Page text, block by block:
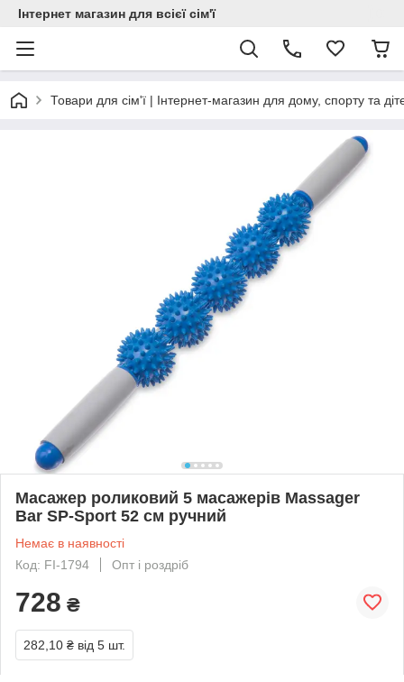
Інтернет магазин для всієї сім'ї
Товари для сім'ї | Інтернет-магазин для дому, спорту та
Масажер роликовий 5 масажерів Massager
Bar SP-Sport 52 см ручний
Немає в наявності
Код: FI-1794
Опт і роздріб
728 ₴
282,10 ₴ від 5 шт.